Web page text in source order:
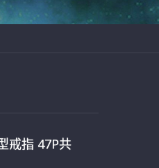
戒指 47P共